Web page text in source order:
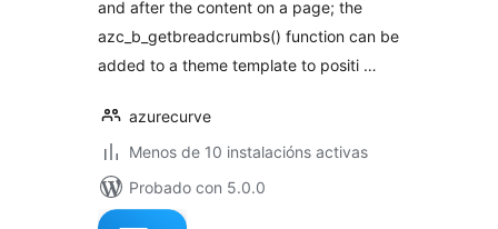
and after the content on a page; the
azc_b_getbreadcrumbs() function can be
added to a theme template to positi …
azurecurve
Menos de 10 instalacións activas
Probado con 5.0.0